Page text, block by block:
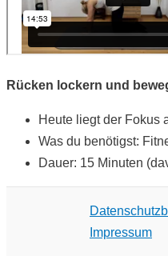
Rücken lockern und
Heute liegt der Fokus
Was du benötigst:
Dauer: 15 Minuten
Impressum